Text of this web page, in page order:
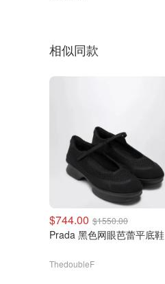
相似同款
$744.00 $1550.00
Prada 黑色网眼芭蕾平底鞋
ThedoubleF